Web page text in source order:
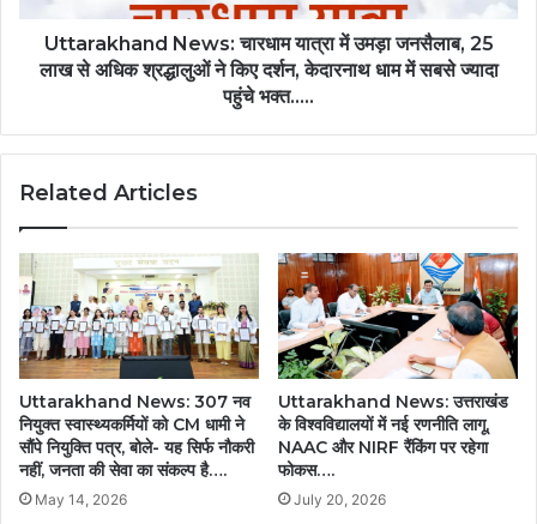
लाख
अधिक
किए
केदारनाथ
सबसे
ज्यादा
पहुंचे
भक्त.....
Uttarakhand News: चारधाम यात्रा में उमड़ा जनसैलाब, 25
लाख से अधिक श्रद्धालुओं ने किए दर्शन, केदारनाथ धाम में सबसे ज्यादा
पहुंचे भक्त.....
Related Articles
Uttarakhand News: 307 नव
नियुक्त स्वास्थ्यकर्मियों को CM धामी ने
सौंपे नियुक्ति पत्र, बोले- यह सिर्फ नौकरी
नहीं, जनता की सेवा का संकल्प है….
May 14, 2026
Uttarakhand News: उत्तराखंड
के विश्वविद्यालयों में नई रणनीति लागू,
NAAC और NIRF रैंकिंग पर रहेगा
फोकस….
July 20, 2026